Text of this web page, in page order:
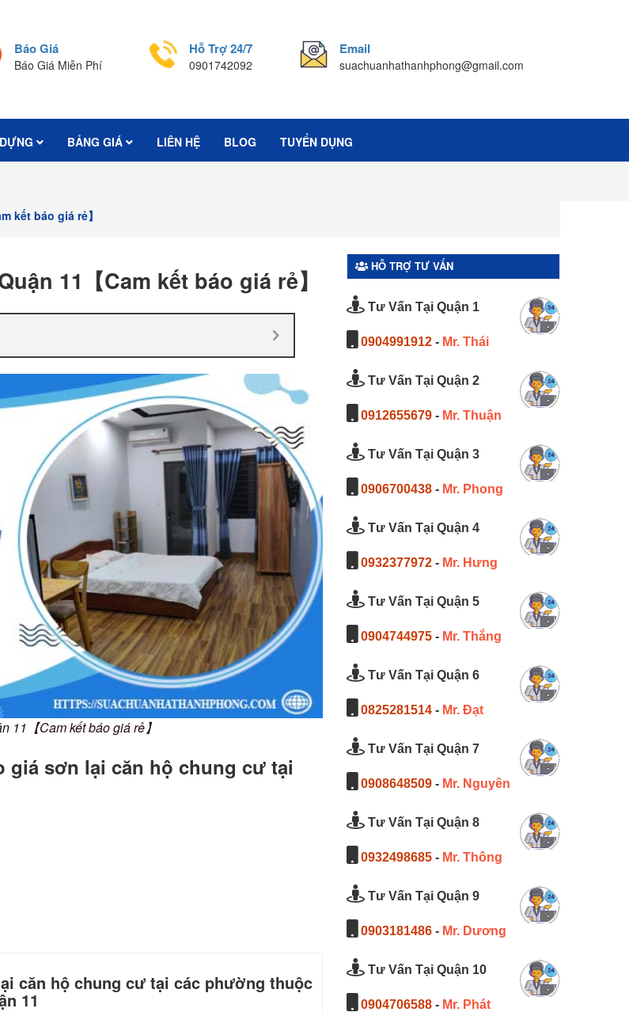
Báo Giá
Báo Giá Miễn Phí
Hỗ Trợ 24/7
0901742092
Email
suachuanhathanhphong@gmail.com
BẢNG GIÁ LIÊN HỆ BLOG TUYỂN DỤNG
kết báo giá rẻ】
11【Cam kết báo giá rẻ】
11【Cam kết báo giá rẻ】
giá sơn lại căn hộ chung cư tại
căn hộ chung cư tại các phường thuộc
11
HỖ TRỢ TƯ VẤN
Tư Vấn Tại Quận 1
0904991912 - Mr. Thái
Tư Vấn Tại Quận 2
0912655679 - Mr. Thuận
Tư Vấn Tại Quận 3
0906700438 - Mr. Phong
Tư Vấn Tại Quận 4
0932377972 - Mr. Hưng
Tư Vấn Tại Quận 5
0904744975 - Mr. Thắng
Tư Vấn Tại Quận 6
0825281514 - Mr. Đạt
Tư Vấn Tại Quận 7
0908648509 - Mr. Nguyên
Tư Vấn Tại Quận 8
0932498685 - Mr. Thông
Tư Vấn Tại Quận 9
0903181486 - Mr. Dương
Tư Vấn Tại Quận 10
0904706588 - Mr. Phát